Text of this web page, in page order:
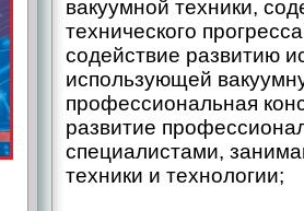
вакуумной техники,
технического
содействие развитию
использующей
профессиональная
развитие
специалистами,
техники и технологии;